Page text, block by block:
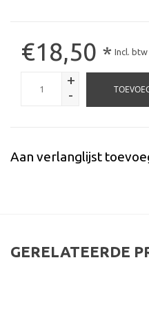
€18,50 * Incl. btw
+
-
Aan verlanglijst
GERELATEERDE